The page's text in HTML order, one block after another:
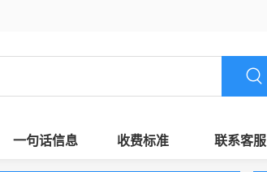
一句话信息 收费标准 联系客服